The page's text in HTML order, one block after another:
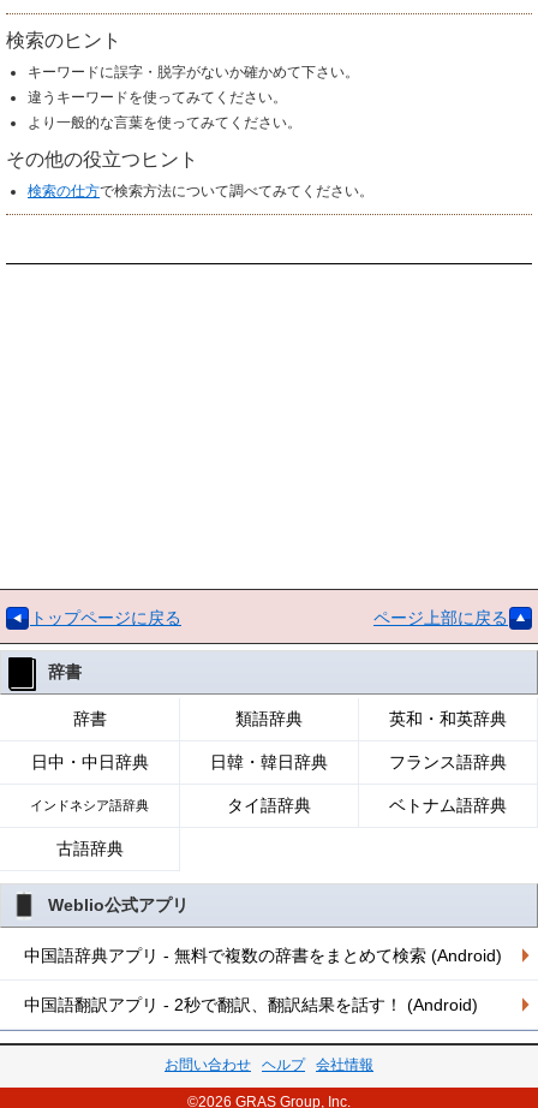
検索のヒント
キーワードに誤字・脱字がないか確かめて下さい。
違うキーワードを使ってみてください。
より一般的な言葉を使ってみてください。
その他の役立つヒント
検索の仕方で検索方法について調べてみてください。
トップページに戻る ページ上部に戻る
辞書
辞書 類語辞典 英和・和英辞典
日中・中日辞典 日韓・韓日辞典 フランス語辞典
インドネシア語辞典 タイ語辞典 ベトナム語辞典
古語辞典
Weblio公式アプリ
中国語辞典アプリ - 無料で複数の辞書をまとめて検索 (Android)
中国語翻訳アプリ - 2秒で翻訳、翻訳結果を話す！ (Android)
お問い合わせ ヘルプ 会社情報
©2026 GRAS Group, Inc.